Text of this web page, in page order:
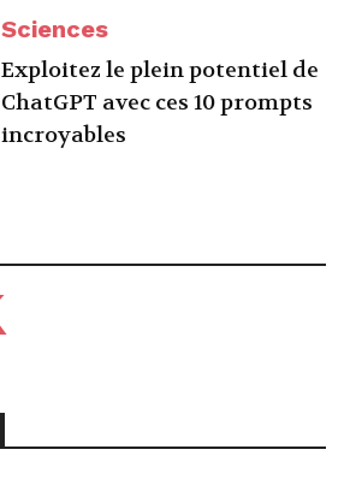
Sciences
Exploitez le plein potentiel de
ChatGPT avec ces 10 prompts
incroyables